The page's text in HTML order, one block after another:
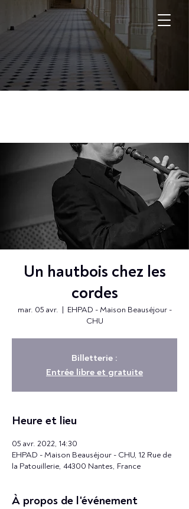
Un hautbois chez les
cordes
mar. 05 avr.
  |
EHPAD - Maison Beauséjour -
CHU
Billetterie :
Entrée libre et gratuite
Heure et lieu
05 avr. 2022, 14:30
EHPAD - Maison Beauséjour - CHU, 12 Rue de
la Patouillerie, 44300 Nantes, France
À propos de l'événement